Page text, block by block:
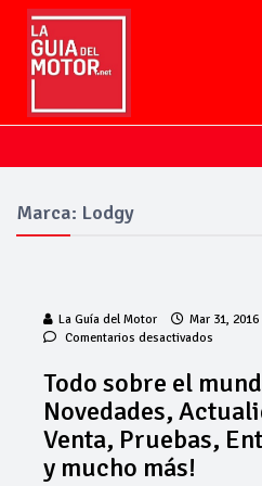
Marca: Lodgy
La Guía del Motor Mar 31, 2016
Comentarios desactivados
el
mundo
del
motor,
Todo sobre el
Novedades,
Venta, Pruebas,
y mucho más!